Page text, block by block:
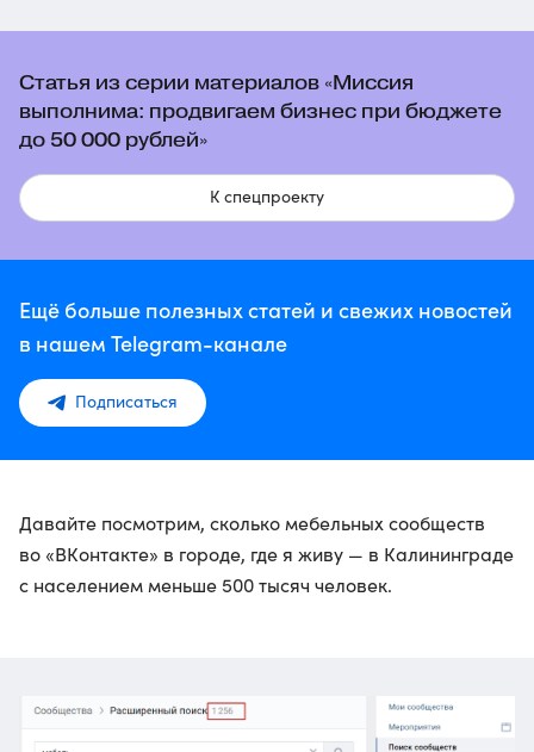
Статья из серии материалов «Миссия
выполнима: продвигаем бизнес при бюджете
до 50 000 рублей»
К спецпроекту
Ещё больше полезных статей и свежих новостей
в нашем Telegram-канале
Подписаться
Давайте посмотрим, сколько мебельных сообществ
во «ВКонтакте» в городе, где я живу — в Калининграде
с населением меньше 500 тысяч человек.